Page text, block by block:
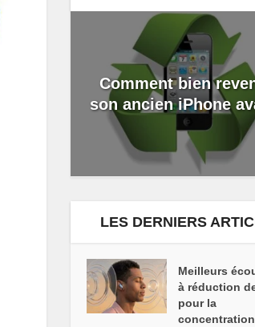
Comment bien
son ancien iPhone
LES DERNIERS
Meilleurs
à réduction
pour la